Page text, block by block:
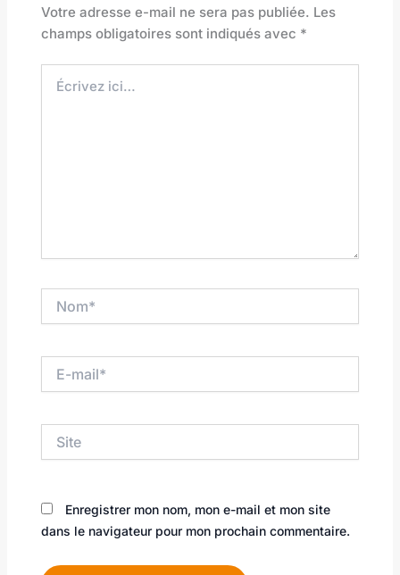
Votre adresse e-mail ne sera pas publiée. Les
champs obligatoires sont indiqués avec *
ici…
mail*
Enregistrer mon nom, mon e-mail et mon site
dans le navigateur pour mon prochain commentaire.